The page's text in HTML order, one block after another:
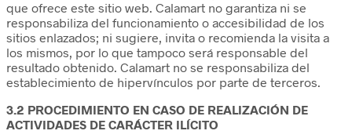
que ofrece este sitio web. Calamart no garantiza ni se
responsabiliza del funcionamiento o accesibilidad de los
sitios enlazados; ni sugiere, invita o recomienda la visita a
los mismos, por lo que tampoco será responsable del
resultado obtenido. Calamart no se responsabiliza del
establecimiento de hipervínculos por parte de terceros.
3.2 PROCEDIMIENTO EN CASO DE REALIZACIÓN DE
ACTIVIDADES DE CARÁCTER ILÍCITO